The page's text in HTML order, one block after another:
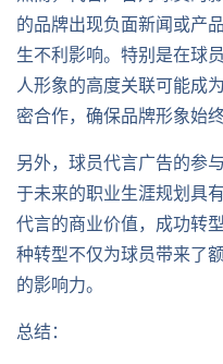
的品牌出现负面新闻或产
生不利影响。特别是在球
人形象的高度关联可能成
密合作，确保品牌形象始
另外，球员代言广告的参
于未来的职业生涯规划具
代言的商业价值，成功转
种转型不仅为球员带来了
的影响力。
总结：